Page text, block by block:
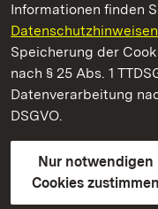
Informationen finden
Speicherung der
nach § 25 Abs. 1
Datenverarbeitung
DSGVO.
Nur notwendigen
Cookies zustimmen
Staatliche Schlösser und
Staatliche Schlösser
Kontakt
Gebärdensprache
Erklärung zur
BITV-konform